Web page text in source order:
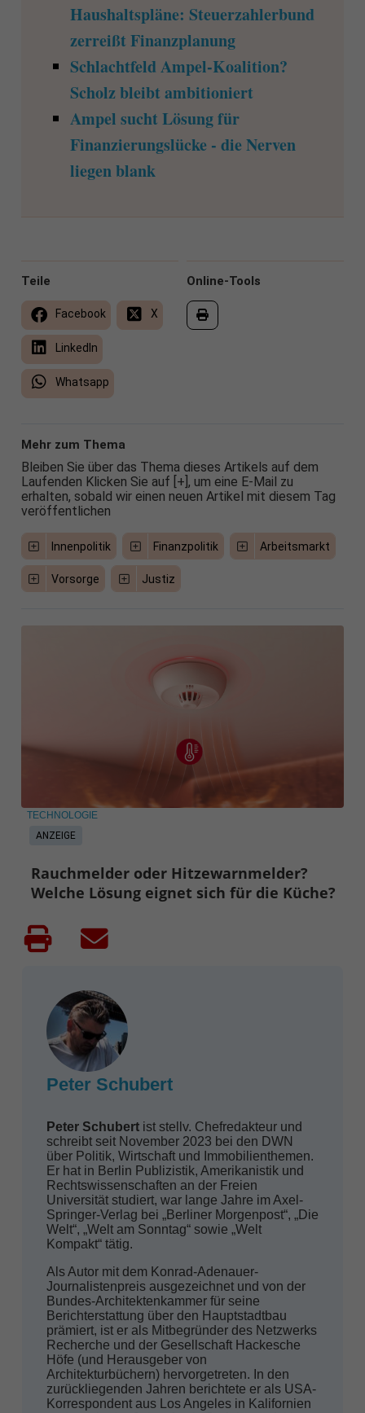
Haushaltspläne: Steuerzahlerbund
zerreißt Finanzplanung
Schlachtfeld Ampel-Koalition?
Scholz bleibt ambitioniert
Ampel sucht Lösung für
Finanzierungslücke - die Nerven
liegen blank
Online-Tools
Teile
Facebook X
LinkedIn
Whatsapp
Mehr zum Thema
Bleiben Sie über das Thema dieses Artikels auf dem
Laufenden Klicken Sie auf [+], um eine E-Mail zu
erhalten, sobald wir einen neuen Artikel mit diesem Tag
veröffentlichen
Innenpolitik Finanzpolitik Arbeitsmarkt
Vorsorge Justiz
ANZEIGE
TECHNOLOGIE
Rauchmelder oder Hitzewarnmelder?
Welche Lösung eignet sich für die Küche?
Peter Schubert
Peter Schubert ist stellv. Chefredakteur und
schreibt seit November 2023 bei den DWN
über Politik, Wirtschaft und Immobilienthemen.
Er hat in Berlin Publizistik, Amerikanistik und
Rechtswissenschaften an der Freien
Universität studiert, war lange Jahre im Axel-
Springer-Verlag bei „Berliner Morgenpost“, „Die
Welt“, „Welt am Sonntag“ sowie „Welt
Kompakt“ tätig.
Als Autor mit dem Konrad-Adenauer-
Journalistenpreis ausgezeichnet und von der
Bundes-Architektenkammer für seine
Berichterstattung über den Hauptstadtbau
prämiert, ist er als Mitbegründer des Netzwerks
Recherche und der Gesellschaft Hackesche
Höfe (und Herausgeber von
Architekturbüchern) hervorgetreten. In den
zurückliegenden Jahren berichtete er als USA-
Korrespondent aus Los Angeles in Kalifornien